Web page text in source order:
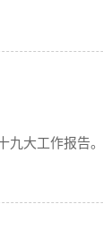
九大工作报告